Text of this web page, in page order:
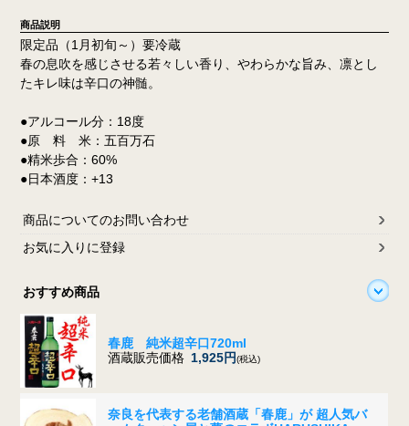
商品説明
限定品（1月初旬～）要冷蔵
春の息吹を感じさせる若々しい香り、やわらかな旨み、凛とし
たキレ味は辛口の神髄。
●アルコール分：18度
●原 料 米：五百万石
●精米歩合：60%
●日本酒度：+13
商品についてのお問い合わせ
お気に入りに登録
おすすめ商品
春鹿 純米超辛口720ml
酒蔵販売価格 1,925円(税込)
奈良を代表する老舗酒蔵「春鹿」が 超人気バ